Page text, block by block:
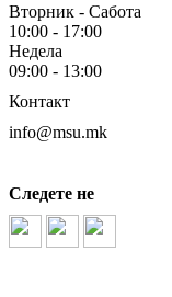
Вторник - Сабота
10:00 - 17:00
Недела
09:00 - 13:00
Контакт
info@msu.mk
Следете не